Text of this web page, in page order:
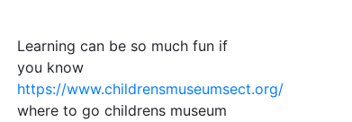
Learning can be so much fun if
you know
https://www.childrensmuseumsect.org/
where to go childrens museum